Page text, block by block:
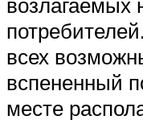
всех
вспененный
месте